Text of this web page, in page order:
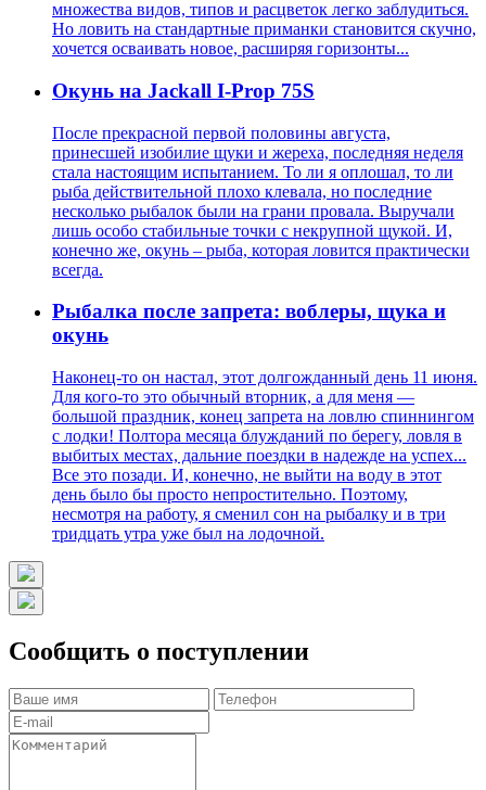
множества видов, типов и расцветок легко заблудиться.
Но ловить на стандартные приманки становится скучно,
хочется осваивать новое, расширяя горизонты...
Окунь на Jackall I-Prop 75S
После прекрасной первой половины августа,
принесшей изобилие щуки и жереха, последняя неделя
стала настоящим испытанием. То ли я оплошал, то ли
рыба действительной плохо клевала, но последние
несколько рыбалок были на грани провала. Выручали
лишь особо стабильные точки с некрупной щукой. И,
конечно же, окунь – рыба, которая ловится практически
всегда.
Рыбалка после запрета: воблеры, щука и
окунь
Наконец-то он настал, этот долгожданный день 11 июня.
Для кого-то это обычный вторник, а для меня —
большой праздник, конец запрета на ловлю спиннингом
с лодки! Полтора месяца блужданий по берегу, ловля в
выбитых местах, дальние поездки в надежде на успех...
Все это позади. И, конечно, не выйти на воду в этот
день было бы просто непростительно. Поэтому,
несмотря на работу, я сменил сон на рыбалку и в три
тридцать утра уже был на лодочной.
Сообщить о поступлении